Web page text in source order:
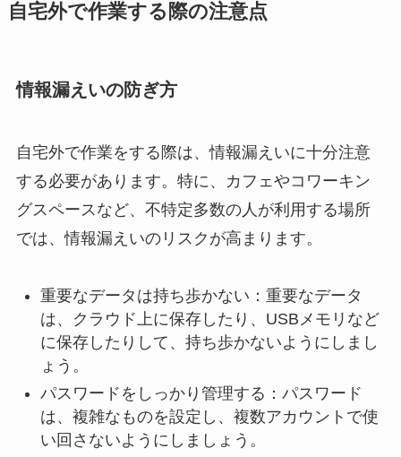
自宅外で作業する際の注意点
情報漏えいの防ぎ方
自宅外で作業をする際は、情報漏えいに十分注意
する必要があります。特に、カフェやコワーキン
グスペースなど、不特定多数の人が利用する場所
では、情報漏えいのリスクが高まります。
重要なデータは持ち歩かない：重要なデータ
は、クラウド上に保存したり、USBメモリなど
に保存したりして、持ち歩かないようにしまし
ょう。
パスワードをしっかり管理する：パスワード
は、複雑なものを設定し、複数アカウントで使
い回さないようにしましょう。